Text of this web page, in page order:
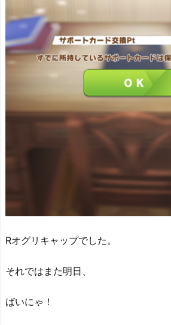
Rオグリキャップでした。
それではまた明日、
ばいにゃ！